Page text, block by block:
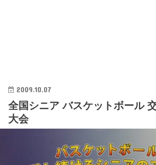
2009.10.07
全国シニア バスケットボール
大会